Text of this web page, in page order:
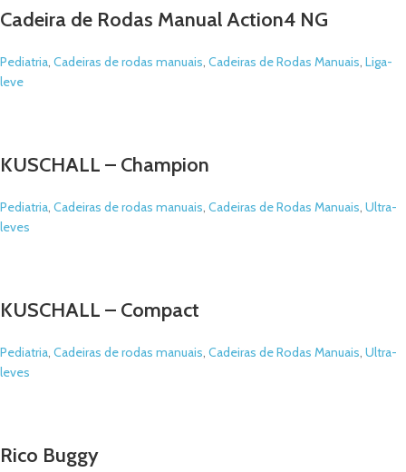
Cadeira de Rodas Manual Action4 NG
Pediatria, Cadeiras de rodas manuais, Cadeiras de Rodas Manuais, Liga-
leve
KUSCHALL – Champion
Pediatria, Cadeiras de rodas manuais, Cadeiras de Rodas Manuais, Ultra-
leves
KUSCHALL – Compact
Pediatria, Cadeiras de rodas manuais, Cadeiras de Rodas Manuais, Ultra-
leves
Rico Buggy